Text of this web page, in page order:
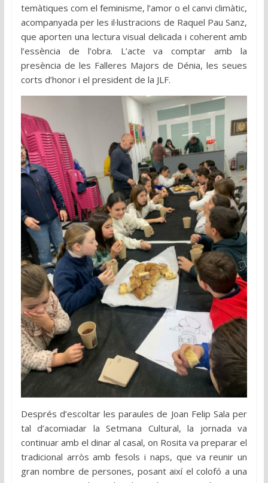
temàtiques com el feminisme, l’amor o el canvi climàtic,
acompanyada per les il·lustracions de Raquel Pau Sanz,
que aporten una lectura visual delicada i coherent amb
l’essència de l’obra. L’acte va comptar amb la
presència de les Falleres Majors de Dénia, les seues
corts d’honor i el president de la JLF.
Després d’escoltar les paraules de Joan Felip Sala per
tal d’acomiadar la Setmana Cultural, la jornada va
continuar amb el dinar al casal, on Rosita va preparar el
tradicional arròs amb fesols i naps, que va reunir un
gran nombre de persones, posant així el colofó a una